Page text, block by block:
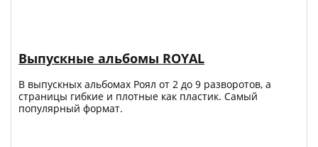
Выпускные альбомы ROYAL
В выпускных альбомах Роял от 2 до 9 разворотов, а
страницы гибкие и плотные как пластик. Самый
популярный формат.